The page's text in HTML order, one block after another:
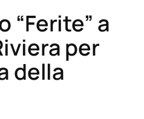
“Ferite” a
per
della